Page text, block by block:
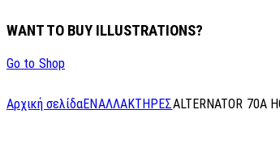
WANT TO BUY ILLUSTRATIONS?
Go to Shop
Αρχική σελίδαΕΝΑΛΛΑΚΤΗΡΕΣALTERNATOR 70A